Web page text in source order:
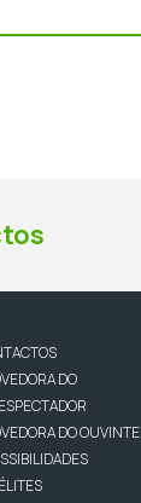
DO
DO OUVINTE